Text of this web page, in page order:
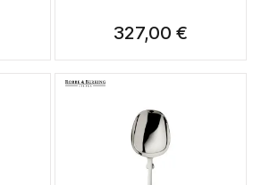
327,00 €